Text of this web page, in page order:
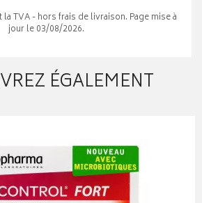
TVA - hors frais de livraison. Page mise à
jour le 03/08/2026.
ÉGALEMENT